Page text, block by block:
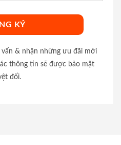
& nhận những ưu đãi mới
thông tin sẽ được bảo mật
đối.